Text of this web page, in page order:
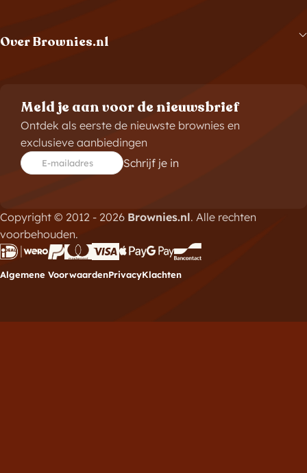
Over Brownies.nl
Meld je aan voor de nieuwsbrief
Ontdek als eerste de nieuwste brownies en
exclusieve aanbiedingen
E-mailadres Schrijf je in
Copyright © 2012 - 2026 Brownies.nl. Alle rechten
voorbehouden.
Algemene VoorwaardenPrivacyKlachten